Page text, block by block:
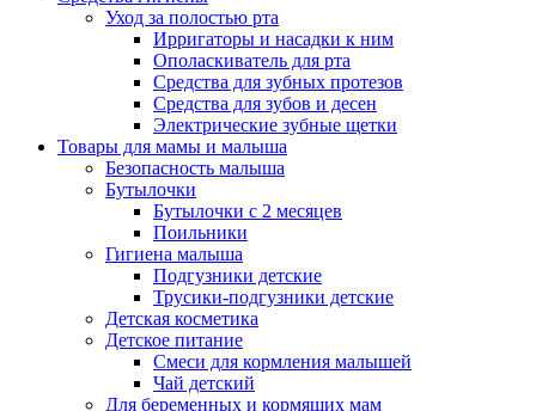
Уход за полостью рта
Ирригаторы и насадки к ним
Ополаскиватель для рта
Средства для зубных протезов
Средства для зубов и десен
Электрические зубные щетки
Товары для мамы и малыша
Безопасность малыша
Бутылочки
Бутылочки с 2 месяцев
Поильники
Гигиена малыша
Подгузники детские
Трусики-подгузники детские
Детская косметика
Детское питание
Смеси для кормления малышей
Чай детский
Для беременных и кормящих мам